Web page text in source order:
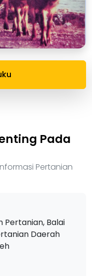
Pada
Pertanian
Pertanian, Balai
Daerah